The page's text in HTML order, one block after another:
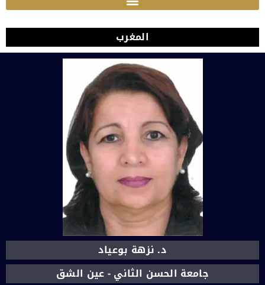
المغرب
د. نزهة بوعياد
جامعة الحسن الثاني - عين الشق